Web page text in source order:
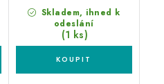
Skladem, ihned k
odeslání
(1 ks)